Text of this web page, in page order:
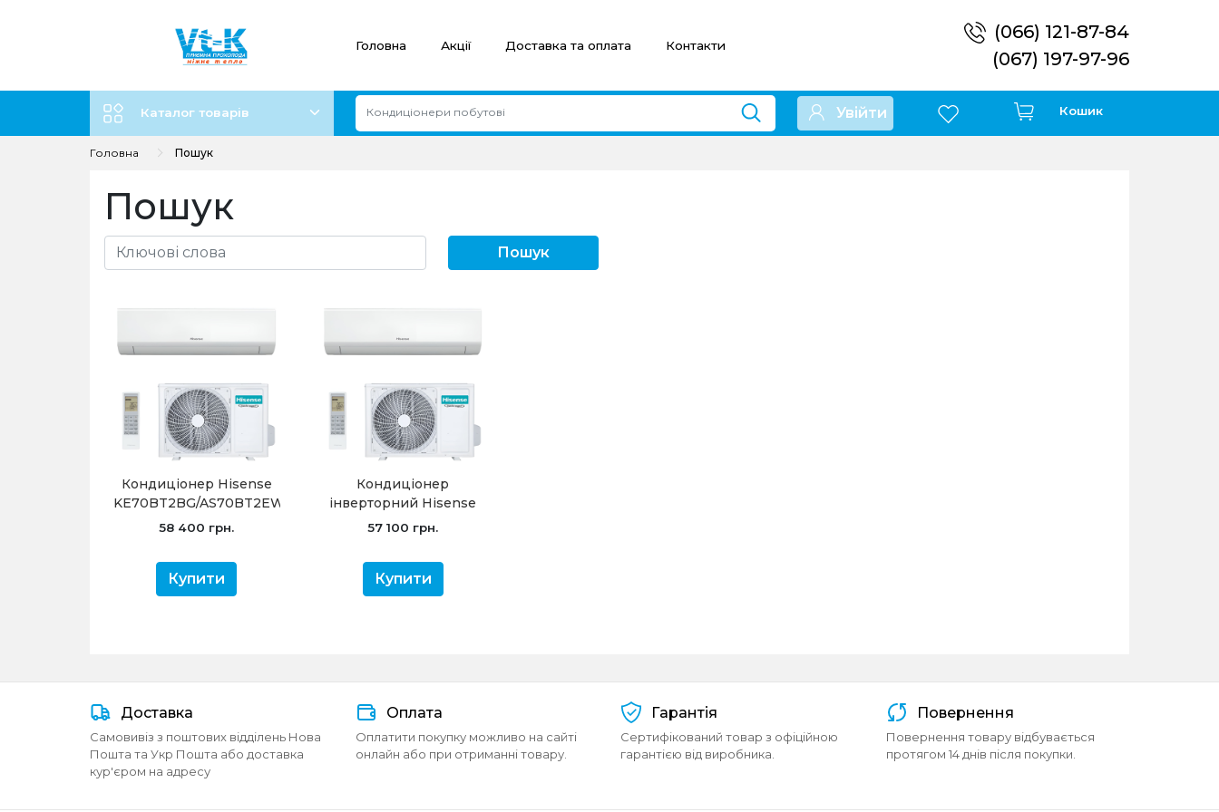
Головна Акції Доставка та оплата Контакти
(066) 121-87-84
(067) 197-97-96
Каталог товарів Увійти Кошик
Головна Пошук
Пошук
Кондиціонер Hisense
KE70BT2BG/AS70BT2EW
Ultra Comfort -20
58 400 грн.
Купити
Кондиціонер
інверторний Hisense
KE70BT2BG /
Comfort -20
57 100 грн.
Купити
Доставка
Самовивіз з поштових відділень Нова
Пошта та Укр Пошта або доставка
кур'єром на адресу
Оплата
Оплатити покупку можливо на сайті
онлайн або при отриманні товару.
Гарантія
Сертифікований товар з офіційною
гарантією від виробника.
Повернення
Повернення товару відбувається
протягом 14 днів після покупки.